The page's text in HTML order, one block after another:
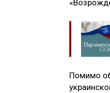
Помимо